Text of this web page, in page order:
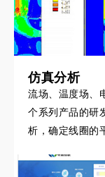
仿真分析
流场、温度场、
个系列产品的研
析，确定线圈的